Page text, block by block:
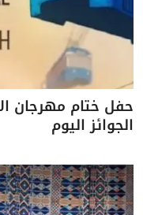
حفل ختام مهرجان
الجوائز اليوم